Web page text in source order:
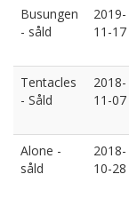
Busungen
- såld
2019-
11-17
Tentacles
- Såld
2018-
11-07
Alone -
såld
2018-
10-28